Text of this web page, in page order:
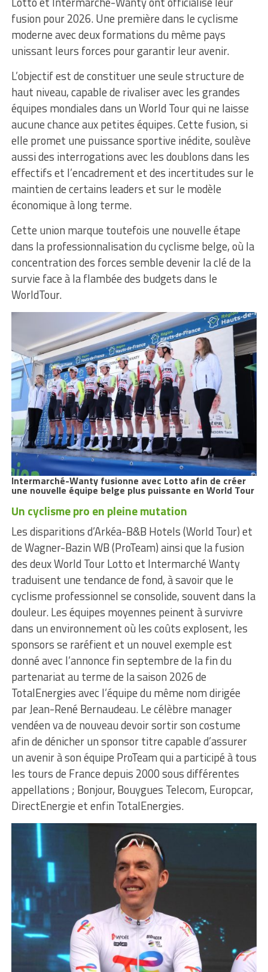
fusion pour 2026. Une première dans le cyclisme
moderne avec deux formations du même pays
unissant leurs forces pour garantir leur avenir.
L’objectif est de constituer une seule structure de
haut niveau, capable de rivaliser avec les grandes
équipes mondiales dans un World Tour qui ne laisse
aucune chance aux petites équipes. Cette fusion, si
elle promet une puissance sportive inédite, soulève
aussi des interrogations avec les doublons dans les
effectifs et l’encadrement et des incertitudes sur le
maintien de certains leaders et sur le modèle
économique à long terme.
Cette union marque toutefois une nouvelle étape
dans la professionnalisation du cyclisme belge, où la
concentration des forces semble devenir la clé de la
survie face à la flambée des budgets dans le
WorldTour.
Intermarché-Wanty fusionne avec Lotto afin de créer
une nouvelle équipe belge plus puissante en World Tour
Un cyclisme pro en pleine mutation
Les disparitions d’Arkéa-B&B Hotels (World Tour) et
de Wagner-Bazin WB (ProTeam) ainsi que la fusion
des deux World Tour Lotto et Intermarché Wanty
traduisent une tendance de fond, à savoir que le
cyclisme professionnel se consolide, souvent dans la
douleur. Les équipes moyennes peinent à survivre
dans un environnement où les coûts explosent, les
sponsors se raréfient et un nouvel exemple est
donné avec l’annonce fin septembre de la fin du
partenariat au terme de la saison 2026 de
TotalEnergies avec l’équipe du même nom dirigée
par Jean-René Bernaudeau. Le célèbre manager
vendéen va de nouveau devoir sortir son costume
afin de dénicher un sponsor titre capable d’assurer
un avenir à son équipe ProTeam qui a participé à tous
les tours de France depuis 2000 sous différentes
appellations ; Bonjour, Bouygues Telecom, Europcar,
DirectEnergie et enfin TotalEnergies.